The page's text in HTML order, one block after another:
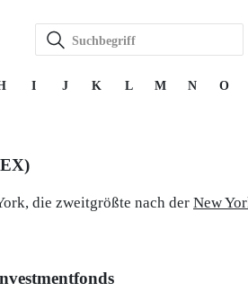
I J K L M N O
die zweitgrößte nach der New